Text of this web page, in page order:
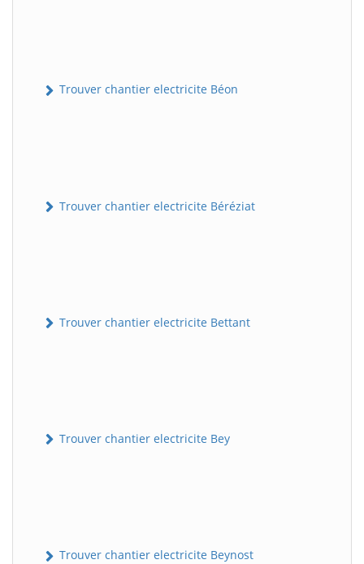
Trouver chantier electricite Béon
Trouver chantier electricite Béréziat
Trouver chantier electricite Bettant
Trouver chantier electricite Bey
Trouver chantier electricite Beynost